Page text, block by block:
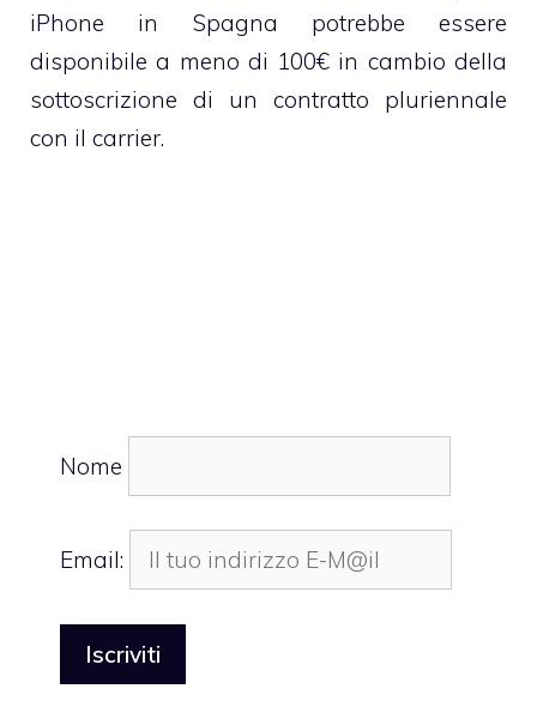
iPhone in Spagna potrebbe essere
disponibile a meno di 100€ in cambio della
sottoscrizione di un contratto pluriennale
con il carrier.
Nome
Email: